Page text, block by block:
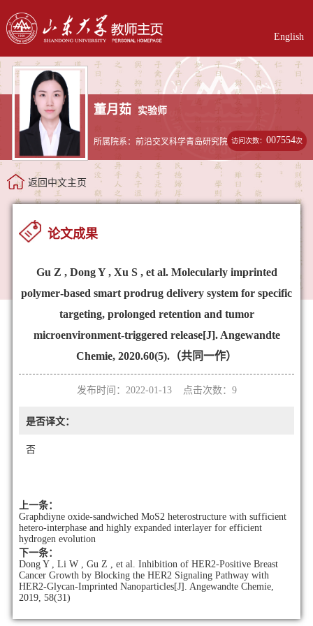
English
董月茹 实验师
所属院系：前沿交叉科学青岛研究院 访问次数：007554次
返回中文主页
论文成果
Gu Z , Dong Y , Xu S , et al. Molecularly imprinted
polymer‐based smart prodrug delivery system for specific
targeting, prolonged retention and tumor
microenvironment‐triggered release[J]. Angewandte
Chemie, 2020.60(5).（共同一作）
发布时间：2022-01-13 点击次数： 9
是否译文：
否
上一条：
Graphdiyne oxide-sandwiched MoS2 heterostructure with sufficient
hetero-interphase and highly expanded interlayer for efficient
hydrogen evolution
下一条：
Dong Y , Li W , Gu Z , et al. Inhibition of HER2‐Positive Breast
Cancer Growth by Blocking the HER2 Signaling Pathway with
HER2‐Glycan‐Imprinted Nanoparticles[J]. Angewandte Chemie,
2019, 58(31)